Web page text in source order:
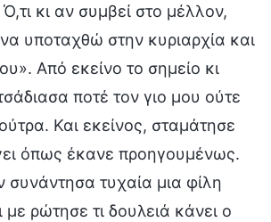
κι αν συμβεί στο μέλλον,
υποταχθώ στην κυριαρχία και
Από εκείνο το σημείο κι
ποτέ τον γιο μου ούτε
Και εκείνος, σταμάτησε
όπως έκανε προηγουμένως.
συνάντησα τυχαία μια φίλη
με ρώτησε τι δουλειά κάνει ο